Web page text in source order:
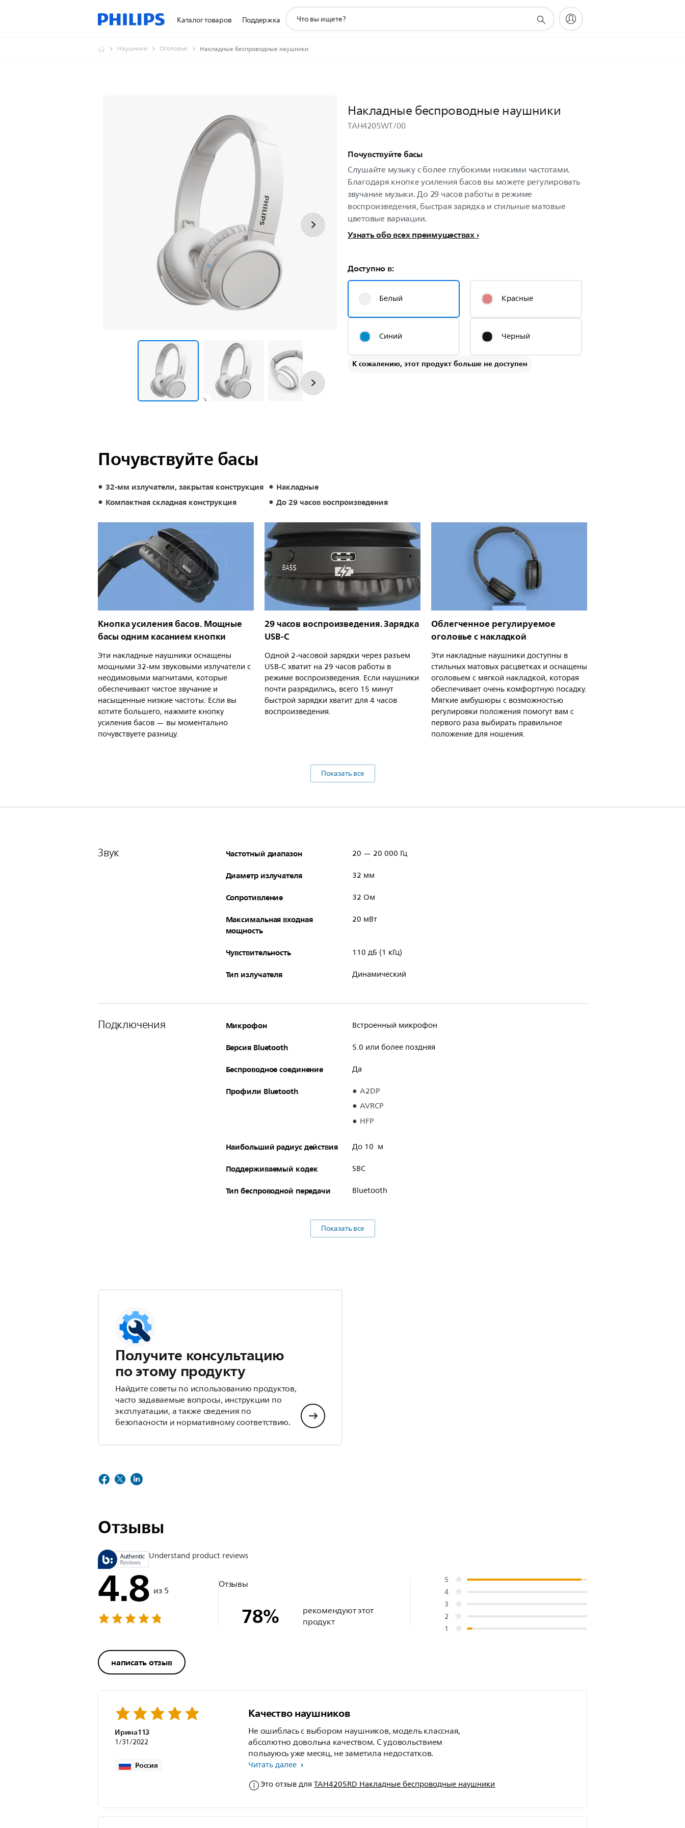
Каталог товаров Поддержка
поддержки
Наушники Оголовье Накладные беспроводные наушники
Накладные беспроводные наушники
TAH4205WT/00
Почувствуйте басы
Слушайте музыку с более глубокими низкими частотами.
Благодаря кнопке усиления басов вы можете регулировать
звучание музыки. До 29 часов работы в режиме
воспроизведения, быстрая зарядка и стильные матовые
цветовые вариации.
Узнать обо всех преимуществах
Доступно в:
Белый Красные
Синий Черный
К сожалению, этот продукт больше не доступен
Почувствуйте басы
32-мм излучатели, закрытая конструкция
Накладные
Компактная складная конструкция
До 29 часов воспроизведения
Кнопка усиления басов. Мощные
басы одним касанием кнопки
Эти накладные наушники оснащены
мощными 32-мм звуковыми излучатели с
неодимовыми магнитами, которые
обеспечивают чистое звучание и
насыщенные низкие частоты. Если вы
хотите большего, нажмите кнопку
усиления басов — вы моментально
почувствуете разницу.
29 часов воспроизведения. Зарядка
USB-C
Одной 2-часовой зарядки через разъем
USB-C хватит на 29 часов работы в
режиме воспроизведения. Если наушники
почти разрядились, всего 15 минут
быстрой зарядки хватит для 4 часов
воспроизведения.
Облегченное регулируемое
оголовье с накладкой
Эти накладные наушники доступны в
стильных матовых расцветках и оснащены
оголовьем с мягкой накладкой, которая
обеспечивает очень комфортную посадку.
Мягкие амбушюры с возможностью
регулировки положения помогут вам с
первого раза выбирать правильное
положение для ношения.
Показать все
Звук Частотный диапазон 20 — 20 000 Гц
Диаметр излучателя 32 мм
Сопротивление 32 Ом
Максимальная входная
мощность
20 мВт
Чувствительность 110 дБ (1 кГц)
Тип излучателя Динамический
Подключения Микрофон Встроенный микрофон
Версия Bluetooth 5.0 или более поздняя
Беспроводное соединение Да
Профили Bluetooth
A2DP
AVRCP
HFP
Наибольший радиус действия До 10 м
Поддерживаемый кодек SBC
Тип беспроводной передачи Bluetooth
Показать все
Получите консультацию
по этому продукту
Найдите советы по использованию продуктов,
часто задаваемые вопросы, инструкции по
эксплуатации, а также сведения по
безопасности и нормативному соответствию.
Отзывы
Understand product reviews
4.8 из 5
написать отзыв
Отзывы
78%
рекомендуют этот
продукт
5
4
3
2
1
Ирина113
1/31/2022
Россия
Качество наушников
Не ошиблась с выбором наушников, модель классная,
абсолютно довольна качеством. С удовольствием
пользуюсь уже месяц, не заметила недостатков.
Читать далее
Это отзыв дляTAH4205RD Накладные беспроводные наушники